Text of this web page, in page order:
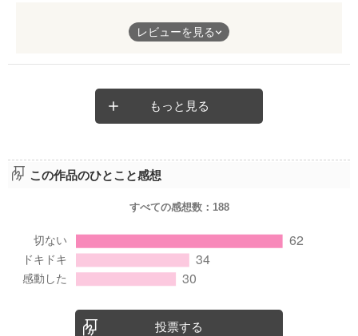
被害妄想激しめで求めるばかり。
う。
紗羽ムカつきました。どう考えても紗羽が悪いでしょ！旦那以外
の男と内緒で遠出して、薬の副作用のせいとはいえ、ベッドで寝
した。正直、こんなムカつくヒロイン初めてで凄く新鮮で面白か
ったです。是非是非読んで見てください、お奨めです。
レビューを見る
もっと見る
この作品のひとこと感想
すべての感想数： 188
投票する